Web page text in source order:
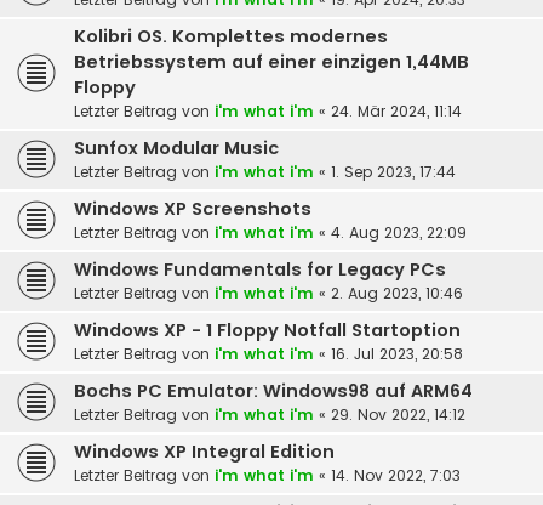
Kolibri OS. Komplettes modernes
Betriebssystem auf einer einzigen 1,44MB
Floppy
Letzter Beitrag von i'm what i'm « 24. Mär 2024, 11:14
Sunfox Modular Music
Letzter Beitrag von i'm what i'm « 1. Sep 2023, 17:44
Windows XP Screenshots
Letzter Beitrag von i'm what i'm « 4. Aug 2023, 22:09
Windows Fundamentals for Legacy PCs
Letzter Beitrag von i'm what i'm « 2. Aug 2023, 10:46
Windows XP - 1 Floppy Notfall Startoption
Letzter Beitrag von i'm what i'm « 16. Jul 2023, 20:58
Bochs PC Emulator: Windows98 auf ARM64
Letzter Beitrag von i'm what i'm « 29. Nov 2022, 14:12
Windows XP Integral Edition
Letzter Beitrag von i'm what i'm « 14. Nov 2022, 7:03